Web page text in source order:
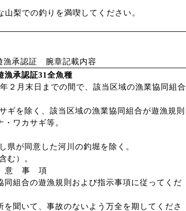
梨での釣りを満喫してください。
漁承認証 腕章記載内容
漁承認証31全魚種
年２月末日までの間で、該当区域の漁業協同組合
を除く、該当区域の漁業協同組合が遊漁規則
ワカサギ等。
が同意した河川の釣堀を除く。
む）。
意 事 項
組合の遊漁規則および指示事項に従ってくだ
聞いて、事故のないよう万全を期してくださ